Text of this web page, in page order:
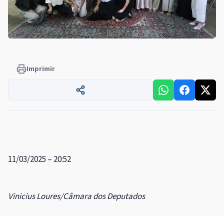
Imprimir
11/03/2025 – 20:52
Vinicius Loures/Câmara dos Deputados